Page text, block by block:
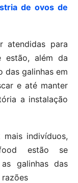
de ovos de
atendidas para
estão, além da
das galinhas em
e até manter
a instalação
indivíduos,
estão se
galinhas das